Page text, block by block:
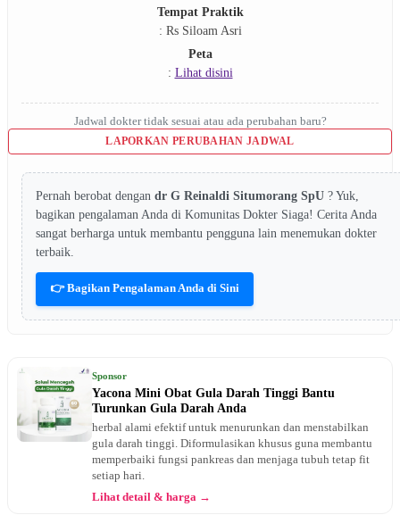
Tempat Praktik
: Rs Siloam Asri
Peta
: Lihat disini
Jadwal dokter tidak sesuai atau ada perubahan baru?
LAPORKAN PERUBAHAN JADWAL
Pernah berobat dengan dr G Reinaldi Situmorang SpU ? Yuk,
bagikan pengalaman Anda di Komunitas Dokter Siaga! Cerita Anda
sangat berharga untuk membantu pengguna lain menemukan dokter
terbaik.
👉 Bagikan Pengalaman Anda di Sini
Sponsor
Yacona Mini Obat Gula Darah Tinggi Bantu
Turunkan Gula Darah Anda
herbal alami efektif untuk menurunkan dan menstabilkan
gula darah tinggi. Diformulasikan khusus guna membantu
memperbaiki fungsi pankreas dan menjaga tubuh tetap fit
setiap hari.
Lihat detail & harga →